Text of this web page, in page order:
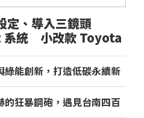
定、導入三鏡頭
系統 小改款 Toyota
登場
綠能創新，打造低碳永續新
的狂暴鋼砲，遇見台南四百